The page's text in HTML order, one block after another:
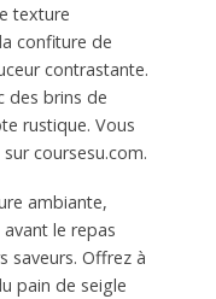
texture
confiture de
contrastante.
des brins de
rustique. Vous
coursesu.com.
ambiante,
le repas
saveurs. Offrez à
pain de seigle